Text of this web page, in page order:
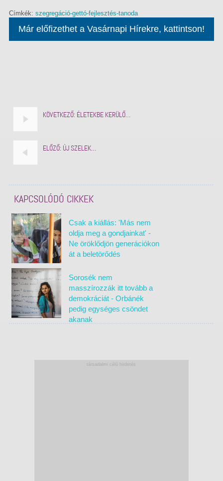
Címkék: szegregáció-gettó-fejlesztés-tanoda
Már előfizethet a Vasárnapi Hírekre, kattintson!
KÖVETKEZŐ: ÉLETEKBE KERÜLŐ…
ELŐZŐ: ÚJ SZELEK…
KAPCSOLÓDÓ CIKKEK
Csak a kiállás: 'Más nem
oldja meg a gondjainkat' -
Ne öröklődjön generációkon
át a beletörődés
Sorosék nem
masszírozzák itt tovább a
demokráciát - Orbánék
pedig egységes csöndet
akanak
társadalmi célú hirdetés